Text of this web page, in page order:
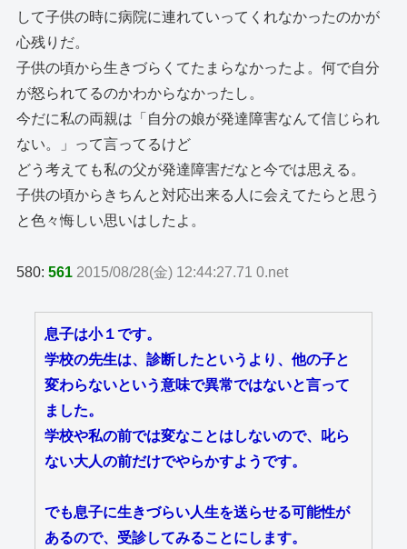
して子供の時に病院に連れていってくれなかったのかが
心残りだ。
子供の頃から生きづらくてたまらなかったよ。何で自分
が怒られてるのかわからなかったし。
今だに私の両親は「自分の娘が発達障害なんて信じられ
ない。」って言ってるけど
どう考えても私の父が発達障害だなと今では思える。
子供の頃からきちんと対応出来る人に会えてたらと思う
と色々悔しい思いはしたよ。
580:561 2015/08/28(金) 12:44:27.71 0.net
息子は小１です。
学校の先生は、診断したというより、他の子と
変わらないという意味で異常ではないと言って
ました。
学校や私の前では変なことはしないので、叱ら
ない大人の前だけでやらかすようです。
でも息子に生きづらい人生を送らせる可能性が
あるので、受診してみることにします。